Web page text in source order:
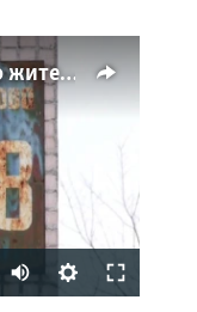
Как живет город, который его жители никогда не видели. Неизвестная Россия